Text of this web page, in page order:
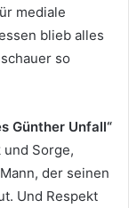
mediale
blieb alles
so
Günther Unfall“
Sorge,
der seinen
Und Respekt